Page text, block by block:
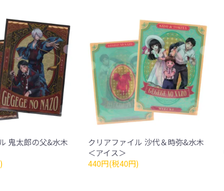
鬼太郎の父&水木
クリアファイル 沙代＆時弥&水木
＜アイス＞
440円(税40円)